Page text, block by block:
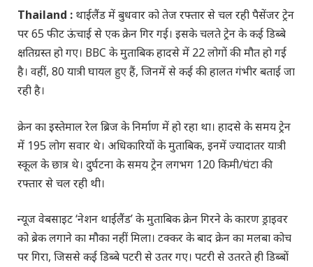
Thailand : थाईलैंड में बुधवार को तेज रफ्तार से चल रही पैसेंजर ट्रेन
पर 65 फीट ऊंचाई से एक क्रेन गिर गई। इसके चलते ट्रेन के कई डिब्बे
क्षतिग्रस्त हो गए। BBC के मुताबिक हादसे में 22 लोगों की मौत हो गई
है। वहीं, 80 यात्री घायल हुए हैं, जिनमें से कई की हालत गंभीर बताई जा
रही है।
क्रेन का इस्तेमाल रेल ब्रिज के निर्माण में हो रहा था। हादसे के समय ट्रेन
में 195 लोग सवार थे। अधिकारियों के मुताबिक, इनमें ज्यादातर यात्री
स्कूल के छात्र थे। दुर्घटना के समय ट्रेन लगभग 120 किमी/घंटा की
रफ्तार से चल रही थी।
न्यूज वेबसाइट ‘नेशन थाईलैंड’ के मुताबिक क्रेन गिरने के कारण ड्राइवर
को ब्रेक लगाने का मौका नहीं मिला। टक्कर के बाद क्रेन का मलबा कोच
पर गिरा, जिससे कई डिब्बे पटरी से उतर गए। पटरी से उतरते ही डिब्बों